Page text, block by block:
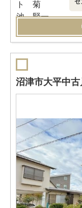
沼津市大平中古